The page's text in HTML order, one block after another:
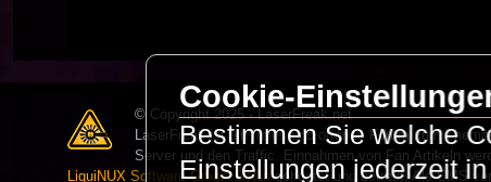
© Copyright 2025 - LaserFreak.net
LaserFreak ist ein freies und offenes Forum zum
Server und den Traffic. Einnahmen von Fan Artikeln
LiquiNUX Software GmbH Berlingehostet und betreut. Als CMS
Cookie-
Bestimmen Sie welche
Einstellungen jederzeit